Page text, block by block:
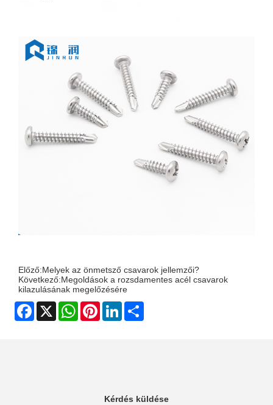
Előző:Melyek az önmetsző csavarok jellemzői?
Következő:Megoldások a rozsdamentes acél csavarok
kilazulásának megelőzésére
Facebook
X WhatsAppPinterestLinkedIn
Kérdés küldése